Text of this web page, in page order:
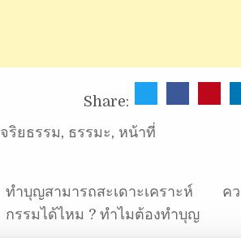
Share:
จริยธรรม, ธรรมะ, หน้าที่
ทำบุญสามารถสะเดาะเคราะห์
กรรมได้ไหม ? ทำไมต้องทำบุญ
ค